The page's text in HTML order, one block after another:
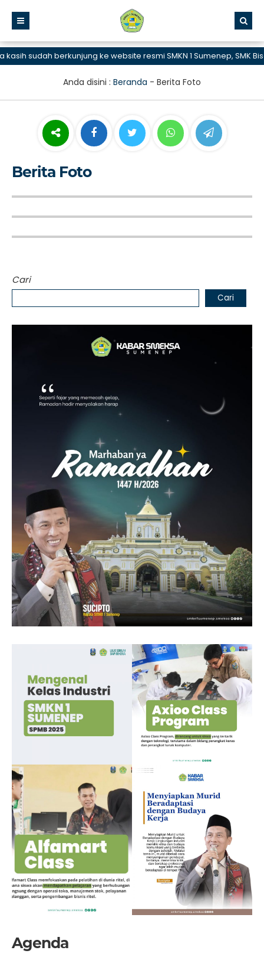
sudah berkunjung ke website resmi SMKN 1 Sumenep, SMK Bisa
Anda disini : Beranda - Berita Foto
Berita Foto
Cari
Cari
Agenda